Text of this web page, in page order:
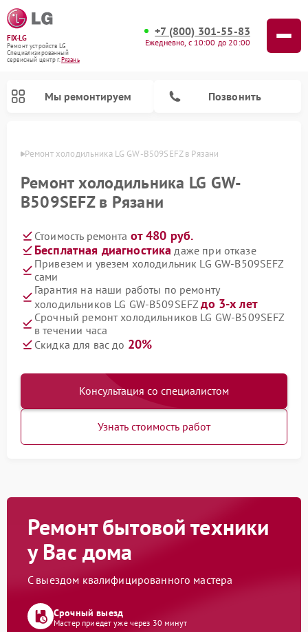
FIX-LG
Ремонт устройств LG
Специализированный
cервисный центр г.Рязань
+7 (800) 301-55-83
Ежедневно, с 10:00 до 20:00
Мы ремонтируем Позвонить
Ремонт холодильника LG GW-B509SEFZ в Рязани
Ремонт холодильника LG GW-
B509SEFZ в Рязани
Стоимость ремонта от 480 руб.
Бесплатная диагностика даже при отказе
Привезем и увезем холодильник LG GW-B509SEFZ
сами
Гарантия на наши работы по ремонту
холодильников LG GW-B509SEFZдо 3-х лет
Срочный ремонт холодильников LG GW-B509SEFZ
в течении часа
Скидка для вас до 20%
Консультация со специалистом
Узнать стоимость работ
Ремонт бытовой техники
у Вас дома
С выездом квалифицированного мастера
Срочный выезд
Мастер приедет уже через 30 минут